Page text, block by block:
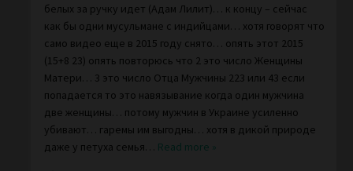
белых за ручку идет (Адам Лилит)… к концу – сейчас
как бы одни мусульмане с индийцами… хотя говорят что
само видео еще в 2015 году снято… опять этот 2015
(15+8 23) опять повторюсь что 2 это число Женщины
Матери… 3 это число Отца Мужчины 223 или 43 если
попадается то это навязывание когда один мужчина
две женщины… потому мужчин в Украине усиленно
убивают… гаремы им выгодны… хотя в дикой природе
даже у петуха семья… Read more »